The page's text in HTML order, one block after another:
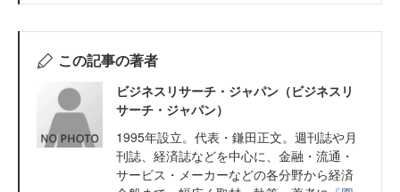
この記事の著者
ビジネスリサーチ・ジャパン（ビジネスリ
サーチ・ジャパン）
1995年設立。代表・鎌田正文。週刊誌や月
刊誌、経済誌などを中心に、金融・流通・
サービス・メーカーなどの各分野から経済